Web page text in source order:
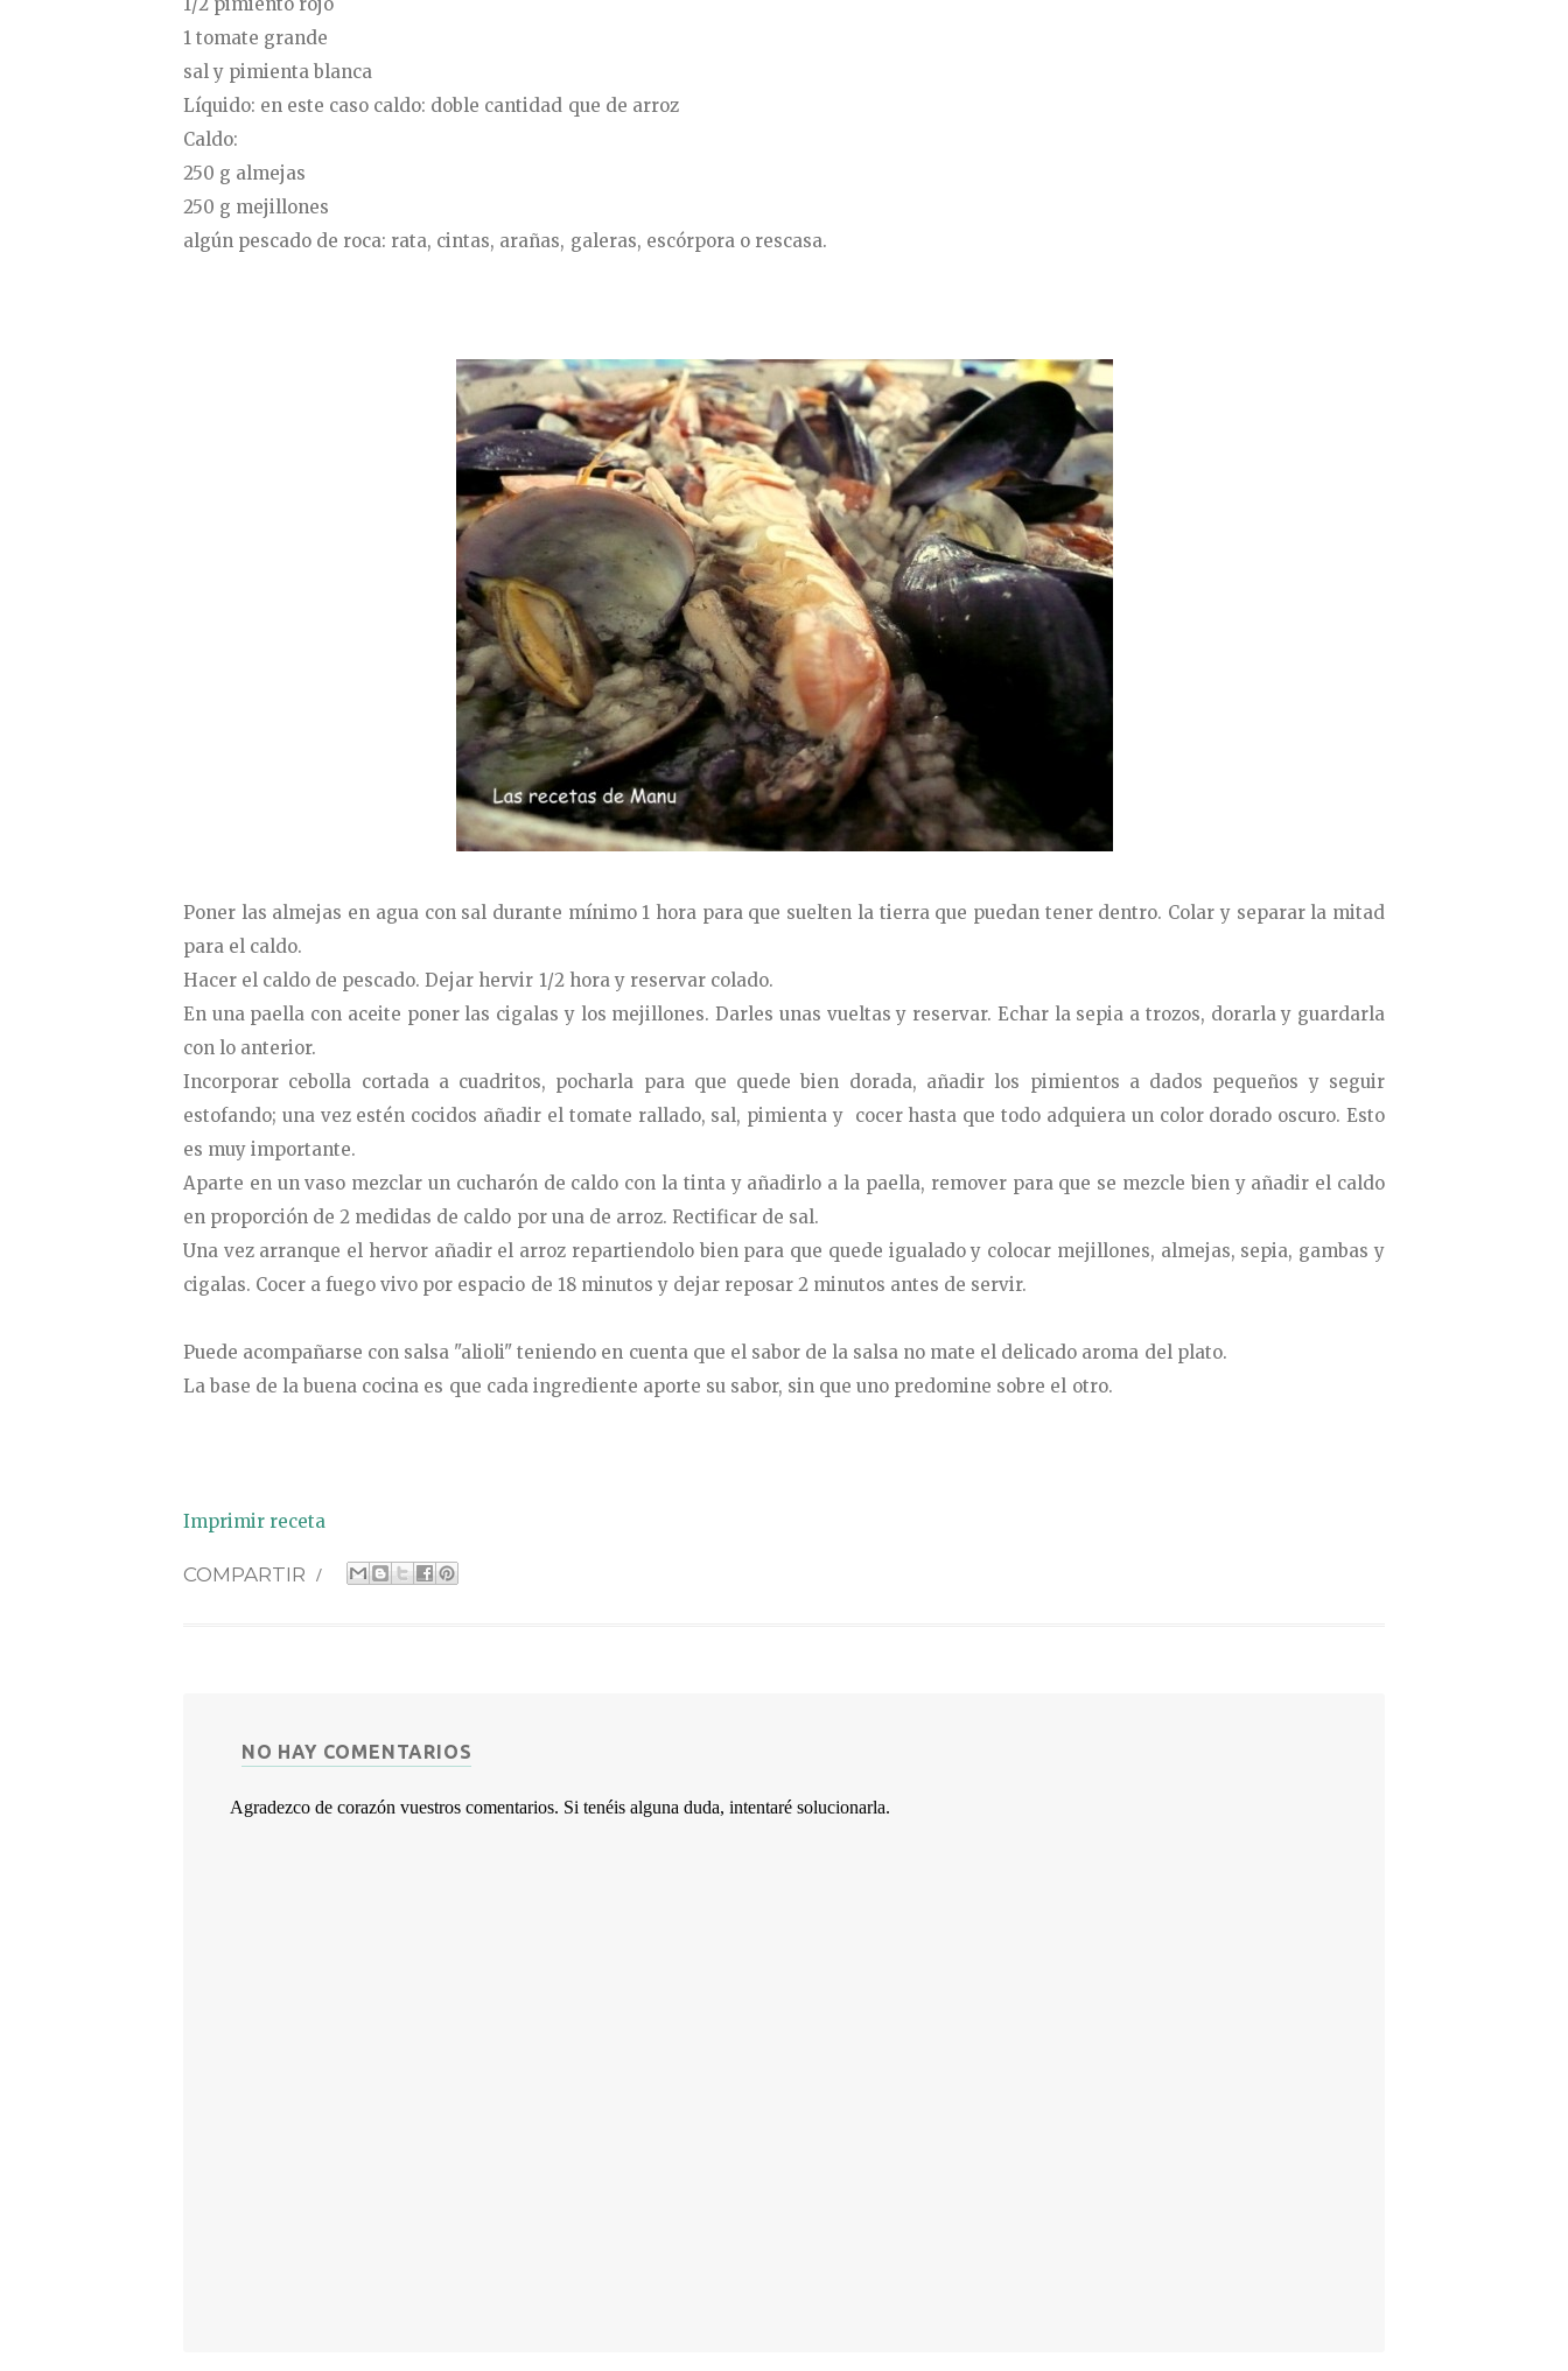
1 tomate grande
sal y pimienta blanca
Líquido: en este caso caldo: doble cantidad que de arroz
Caldo:
250 g almejas
250 g mejillones
algún pescado de roca: rata, cintas, arañas, galeras, escórpora o rescasa.
Poner las almejas en agua con sal durante mínimo 1 hora para que suelten la tierra que puedan tener dentro. Colar y separar la mitad
para el caldo.
Hacer el caldo de pescado. Dejar hervir 1/2 hora y reservar colado.
En una paella con aceite poner las cigalas y los mejillones. Darles unas vueltas y reservar. Echar la sepia a trozos, dorarla y guardarla
con lo anterior.
Incorporar cebolla cortada a cuadritos, pocharla para que quede bien dorada, añadir los pimientos a dados pequeños y seguir
estofando; una vez estén cocidos añadir el tomate rallado, sal, pimienta y cocer hasta que todo adquiera un color dorado oscuro. Esto
es muy importante.
Aparte en un vaso mezclar un cucharón de caldo con la tinta y añadirlo a la paella, remover para que se mezcle bien y añadir el caldo
en proporción de 2 medidas de caldo por una de arroz. Rectificar de sal.
Una vez arranque el hervor añadir el arroz repartiendolo bien para que quede igualado y colocar mejillones, almejas, sepia, gambas y
cigalas. Cocer a fuego vivo por espacio de 18 minutos y dejar reposar 2 minutos antes de servir.
Puede acompañarse con salsa "alioli" teniendo en cuenta que el sabor de la salsa no mate el delicado aroma del plato.
La base de la buena cocina es que cada ingrediente aporte su sabor, sin que uno predomine sobre el otro.
Imprimir receta
COMPARTIR /
NO HAY COMENTARIOS
Agradezco de corazón vuestros comentarios. Si tenéis alguna duda, intentaré solucionarla.